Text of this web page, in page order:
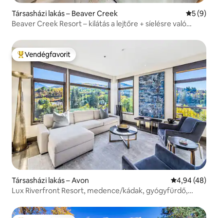
Társasházi lakás – Beaver Creek Átlagos
5 (9)
Beaver Creek Resort – kilátás a lejtőre + síelésre való
Kiemelt vendégfavorit
Vendégfavorit
Társasházi lakás – Avon Átlagos
4,94 (48)
Lux Riverfront Resort, medence/kádak, gyógyfürdő,